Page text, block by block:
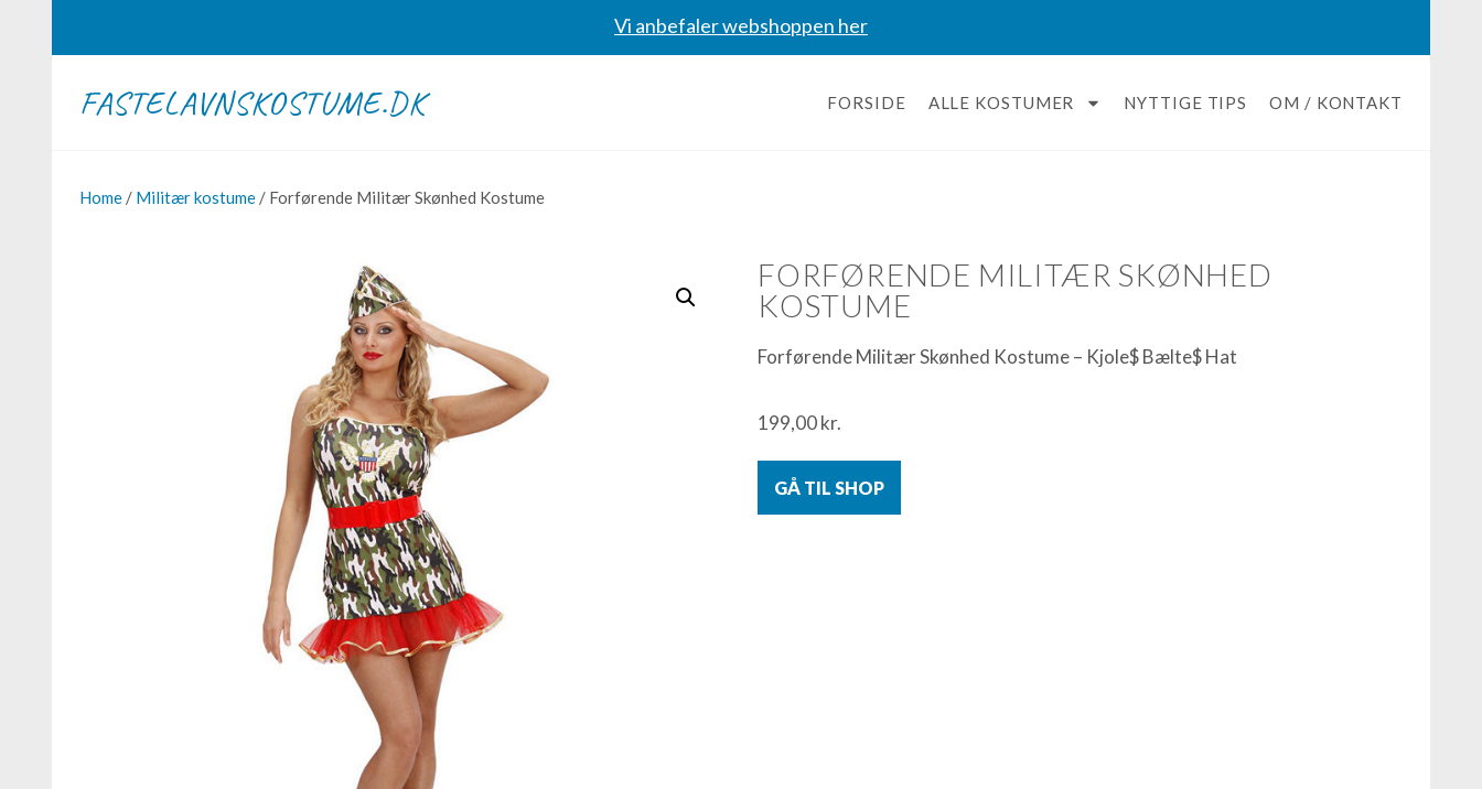
Vi anbefaler webshoppen her
FASTELAVNSKOSTUME.DK FORSIDE ALLE KOSTUMER NYTTIGE TIPS OM / KONTAKT
Home / Militær kostume / Forførende Militær Skønhed Kostume
FORFØRENDE MILITÆR SKØNHED
KOSTUME
Forførende Militær Skønhed Kostume – Kjole$ Bælte$ Hat
199,00kr.
GÅ TIL SHOP